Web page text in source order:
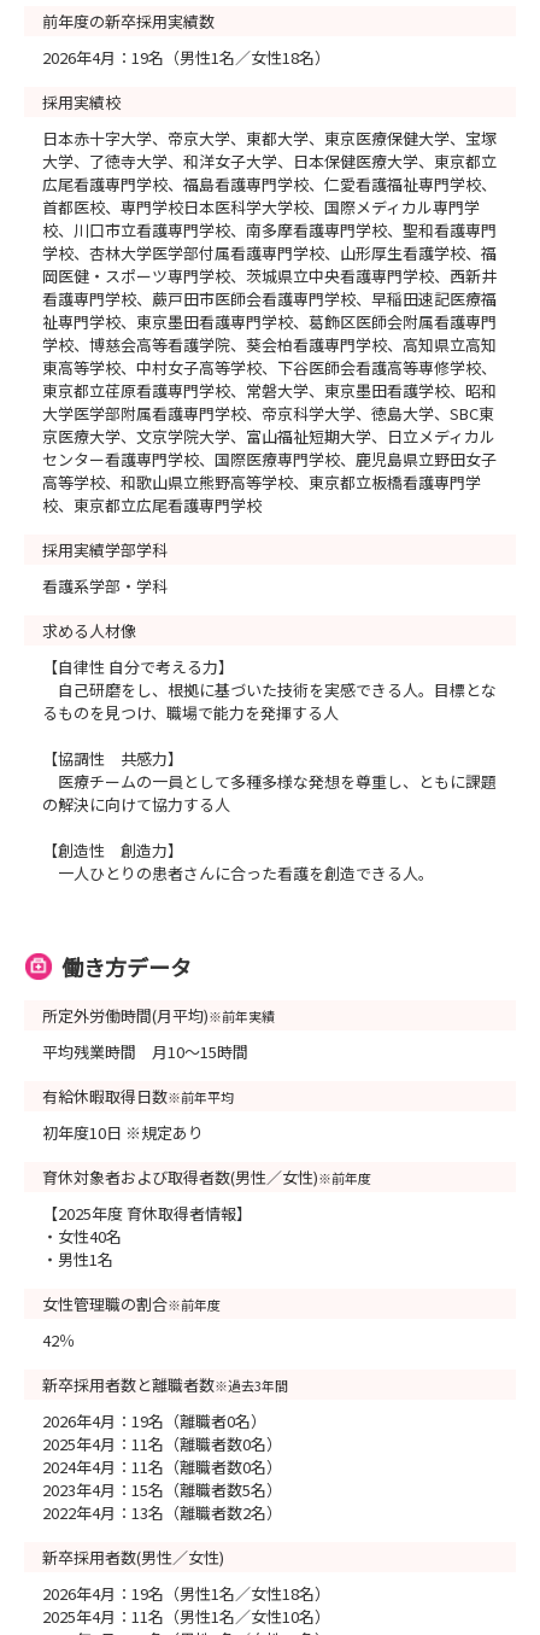
前年度の新卒採用実績数
2026年4月：19名（男性1名／女性18名）
採用実績校
日本赤十字大学、帝京大学、東都大学、東京医療保健大学、宝塚
大学、了徳寺大学、和洋女子大学、日本保健医療大学、東京都立
広尾看護専門学校、福島看護専門学校、仁愛看護福祉専門学校、
首都医校、専門学校日本医科学大学校、国際メディカル専門学
校、川口市立看護専門学校、南多摩看護専門学校、聖和看護専門
学校、杏林大学医学部付属看護専門学校、山形厚生看護学校、福
岡医健・スポーツ専門学校、茨城県立中央看護専門学校、西新井
看護専門学校、蕨戸田市医師会看護専門学校、早稲田速記医療福
祉専門学校、東京墨田看護専門学校、葛飾区医師会附属看護専門
学校、博慈会高等看護学院、葵会柏看護専門学校、高知県立高知
東高等学校、中村女子高等学校、下谷医師会看護高等専修学校、
東京都立荏原看護専門学校、常磐大学、東京墨田看護学校、昭和
大学医学部附属看護専門学校、帝京科学大学、徳島大学、SBC東
京医療大学、文京学院大学、富山福祉短期大学、日立メディカル
センター看護専門学校、国際医療専門学校、鹿児島県立野田女子
高等学校、和歌山県立熊野高等学校、東京都立板橋看護専門学
校、東京都立広尾看護専門学校
採用実績学部学科
看護系学部・学科
求める人材像
【自律性 自分で考える力】
自己研磨をし、根拠に基づいた技術を実感できる人。目標とな
るものを見つけ、職場で能力を発揮する人
【協調性 共感力】
医療チームの一員として多種多様な発想を尊重し、ともに課題
の解決に向けて協力する人
【創造性 創造力】
一人ひとりの患者さんに合った看護を創造できる人。
働き方データ
所定外労働時間(月平均)※前年実績
平均残業時間 月10～15時間
有給休暇取得日数※前年平均
初年度10日 ※規定あり
育休対象者および取得者数(男性／女性)※前年度
【2025年度 育休取得者情報】
・女性40名
・男性1名
女性管理職の割合※前年度
42％
新卒採用者数と離職者数※過去3年間
2026年4月：19名（離職者0名）
2025年4月：11名（離職者数0名）
2024年4月：11名（離職者数0名）
2023年4月：15名（離職者数5名）
2022年4月：13名（離職者数2名）
新卒採用者数(男性／女性)
2026年4月：19名（男性1名／女性18名）
2025年4月：11名（男性1名／女性10名）